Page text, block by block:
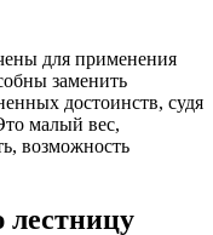
для применения
заменить
достоинств, судя
малый вес,
возможность
лестницу